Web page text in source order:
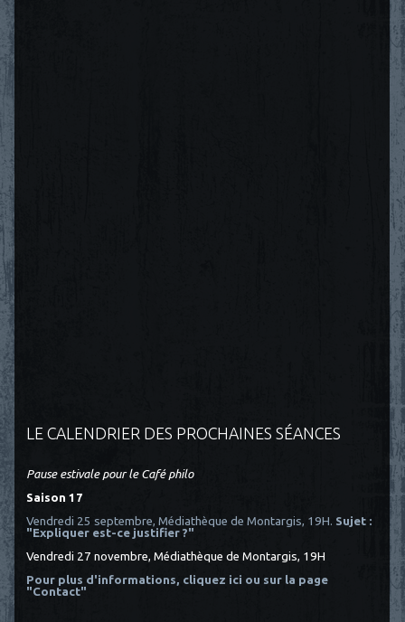
LE CALENDRIER DES PROCHAINES SÉANCES
Pause estivale pour le Café philo
Saison 17
Vendredi 25 septembre, Médiathèque de Montargis, 19H. Sujet :
"Expliquer est-ce justifier ?"
Vendredi 27 novembre, Médiathèque de Montargis, 19H
Pour plus d'informations, cliquez ici ou sur la page
"Contact"